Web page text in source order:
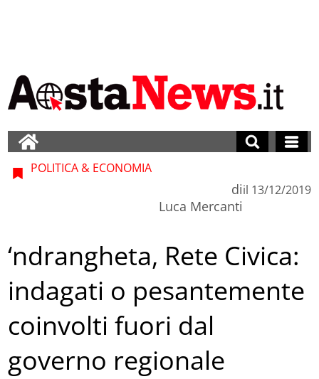
POLITICA & ECONOMIA
di
Luca Mercanti
il 13/12/2019
‘ndrangheta, Rete Civica:
indagati o pesantemente
coinvolti fuori dal
governo regionale